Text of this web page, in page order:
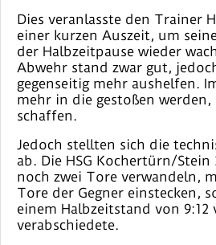
Dies veranlasste den Trainer
einer kurzen Auszeit, um
der Halbzeitpause wieder
Abwehr stand zwar gut,
gegenseitig mehr aushelfen.
mehr in die gestoßen werden,
schaffen.
Jedoch stellten sich die
ab. Die HSG Kochertürn/
noch zwei Tore verwandeln,
Tore der Gegner einstecken,
einem Halbzeitstand von 9:12
verabschiedete.